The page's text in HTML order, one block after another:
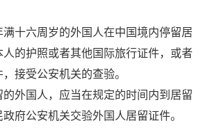
十六周岁的外国人在中国境内停留居
的护照或者其他国际旅行证件，或者
接受公安机关的查验。
国人，应当在规定的时间内到居留
府公安机关交验外国人居留证件。